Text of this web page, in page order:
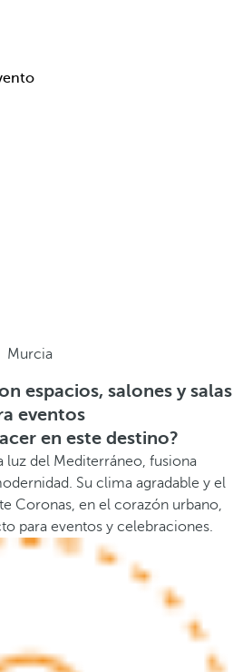
Murcia
espacios, salones y salas
eventos
en este destino?
luz del Mediterráneo, fusiona
Su clima agradable y el
Coronas, en el corazón urbano,
para eventos y celebraciones.